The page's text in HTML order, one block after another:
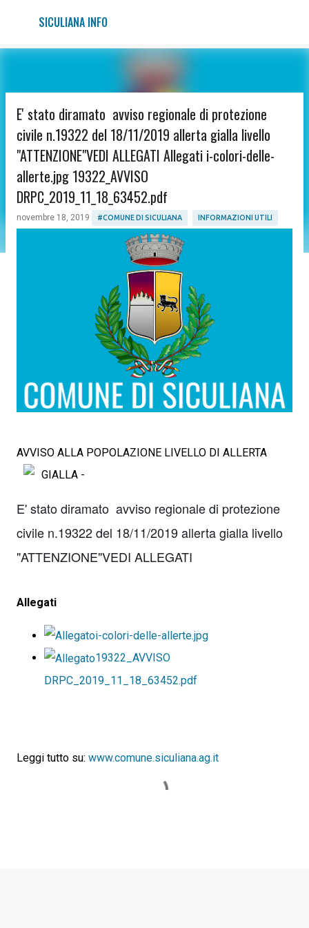
Passa ai contenuti principali
SICULIANA INFO
E' stato diramato avviso regionale di protezione
civile n.19322 del 18/11/2019 allerta gialla livello
"ATTENZIONE"VEDI ALLEGATI Allegati i-colori-delle-
allerte.jpg 19322_AVVISO
DRPC_2019_11_18_63452.pdf
novembre 18, 2019 #COMUNE DI SICULIANA INFORMAZIONI UTILI
AVVISO ALLA POPOLAZIONE LIVELLO DI ALLERTA
GIALLA -
E' stato diramato avviso regionale di protezione
civile n.19322 del 18/11/2019 allerta gialla livello
"ATTENZIONE"VEDI ALLEGATI
Allegati
i-colori-delle-allerte.jpg
19322_AVVISO
DRPC_2019_11_18_63452.pdf
Leggi tutto su: www.comune.siculiana.ag.it